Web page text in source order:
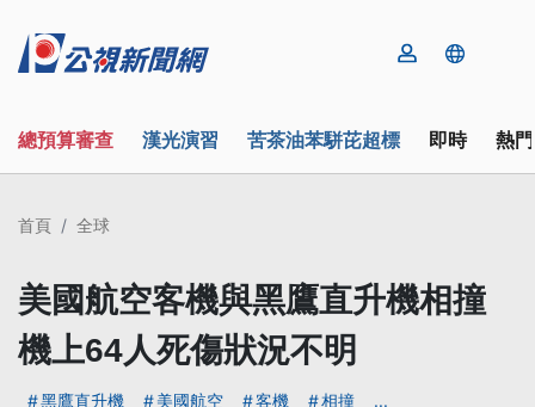
總預算審查 漢光演習 苦茶油苯駢芘超標 即時 熱
首頁 全球
美國航空客機與黑鷹直升機相撞
機上64人死傷狀況不明
黑鷹直升機 美國航空 客機 相撞 ...